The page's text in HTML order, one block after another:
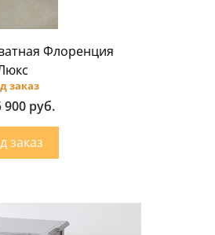
Флоренция
заказ
900 руб.